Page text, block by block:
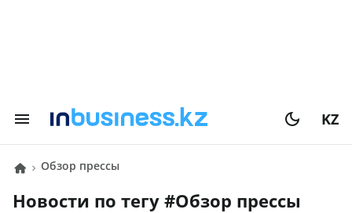
KZ
обзор прессы
Новости по тегу # обзор прессы